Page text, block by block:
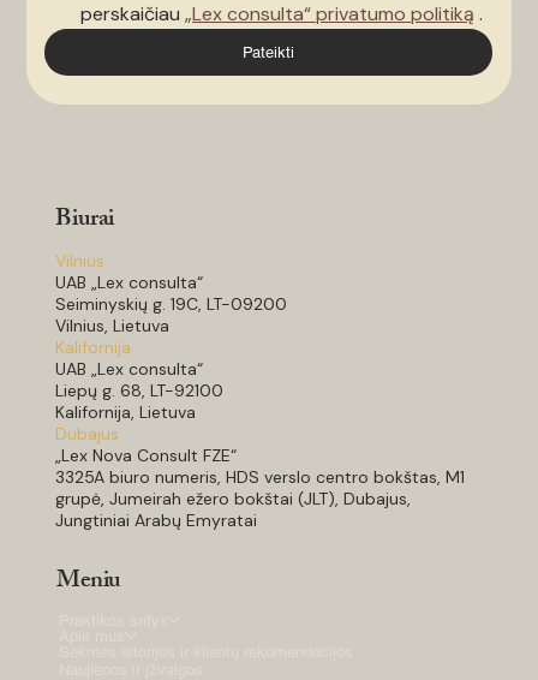
Biurai
Vilnius
UAB „Lex consulta“
Seiminyskių g. 19C, LT-09200
Vilnius, Lietuva
Kalifornija
UAB „Lex consulta“
Liepų g. 68, LT-92100
Kalifornija, Lietuva
Dubajus
„Lex Nova Consult FZE“
3325A biuro numeris, HDS verslo centro bokštas, M1
grupė, Jumeirah ežero bokštai (JLT), Dubajus,
Jungtiniai Arabų Emyratai
Meniu
perskaičiau „Lex consulta“ privatumo politiką .
Pateikti